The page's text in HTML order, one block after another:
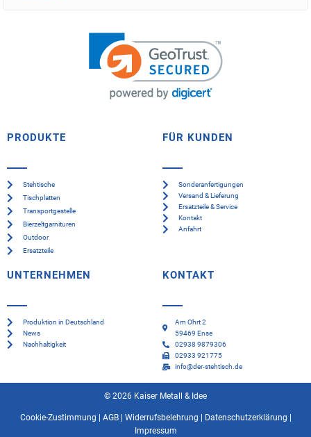
PRODUKTE
Stehtische
Tischplatten
Transportgestelle
Bierzeltgarnituren
Outdoor
Ersatzteile
FÜR KUNDEN
Sonderanfertigungen
Versand & Lieferung
Ersatzteile & Service
Kontakt
Anfahrt
UNTERNEHMEN
Produktion in Deutschland
News
Nachhaltigkeit
KONTAKT
Am Ohrt 2
59469 Ense
02938 9879306
02933 921775
info@der-stehtisch.de
© 2026 Kaiser Metall & Idee
Cookie-Zustimmung | AGB| Widerrufsbelehrung | Datenschutzerklärung |
Impressum